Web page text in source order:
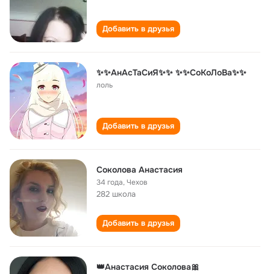
Добавить в друзья
✨✨АнАсТаСиЯ✨✨ ✨✨СоКоЛоВа✨✨
лоль
Добавить в друзья
Соколова Анастасия
34 года,Чехов
282 школа
Добавить в друзья
👑Анастасия Соколова🎀